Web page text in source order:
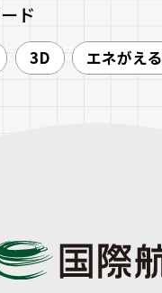
ド
3D エネがえる